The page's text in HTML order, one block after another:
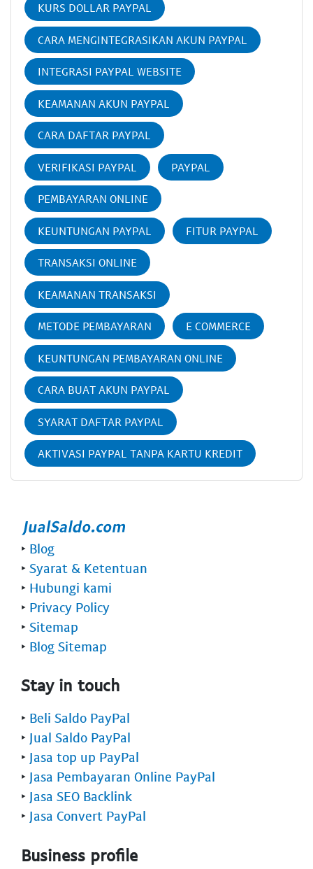
KURS DOLLAR PAYPAL
CARA MENGINTEGRASIKAN AKUN PAYPAL
INTEGRASI PAYPAL WEBSITE
KEAMANAN AKUN PAYPAL
CARA DAFTAR PAYPAL
VERIFIKASI PAYPAL PAYPAL
PEMBAYARAN ONLINE
KEUNTUNGAN PAYPAL FITUR PAYPAL
TRANSAKSI ONLINE
KEAMANAN TRANSAKSI
METODE PEMBAYARAN E COMMERCE
KEUNTUNGAN PEMBAYARAN ONLINE
CARA BUAT AKUN PAYPAL
SYARAT DAFTAR PAYPAL
AKTIVASI PAYPAL TANPA KARTU KREDIT
‣ Blog
‣ Syarat & Ketentuan
‣ Hubungi kami
‣ Privacy Policy
‣ Sitemap
‣ Blog Sitemap
Stay in touch
‣ Beli Saldo PayPal
‣ Jual Saldo PayPal
‣ Jasa top up PayPal
‣ Jasa Pembayaran Online PayPal
‣ Jasa SEO Backlink
‣ Jasa Convert PayPal
Business profile